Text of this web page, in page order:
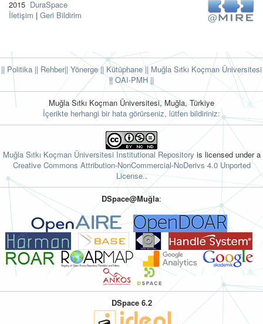
2015 DuraSpace
İletişim | Geri Bildirim
|| Politika || Rehber|| Yönerge|| Kütüphane|| Muğla Sıtkı Koçman Üniversitesi
||OAI-PMH ||
Muğla Sıtkı Koçman Üniversitesi, Muğla, Türkiye
İçerikte herhangi bir hata görürseniz, lütfen bildiriniz:
Muğla Sıtkı Koçman Üniversitesi Institutional Repository is licensed under a
Creative Commons Attribution-NonCommercial-NoDerivs 4.0 Unported
License..
DSpace@Muğla:
DSpace 6.2